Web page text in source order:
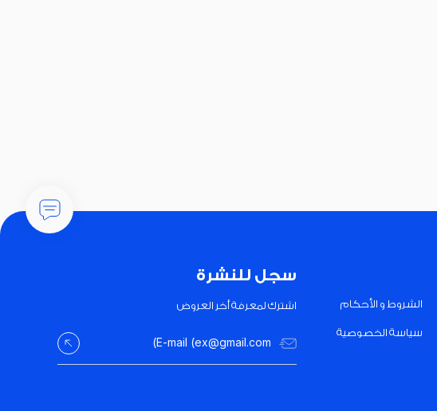
الشروط و الأحكام
سياسة الخصوصية
سجل للنشرة
اشترك لمعرفة أخر العروض